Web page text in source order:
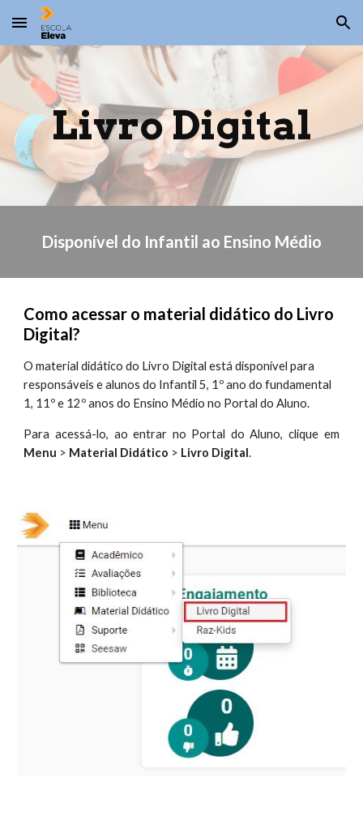
Skip to main content Skip to navigation
Livro Digital
Disponível do Infantil ao Ensino Médio
Como acessar o material didático do Livro
Digital?
O material didático do Livro Digital está disponível para
responsáveis e alunos do Infantil 5, 1º ano do fundamental
1, 11º e 12º anos do Ensino Médio no Portal do Aluno.
Para acessá-lo, ao entrar no Portal do Aluno, clique em
Menu > Material Didático > Livro Digital.